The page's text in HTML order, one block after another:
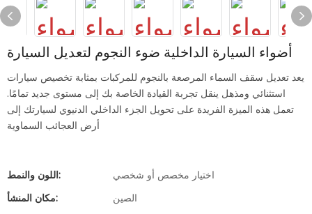
أضواء السيارة الداخلية ضوء النجوم لتعديل السيارة
يعد تعديل سقف السماء المرصعة بالنجوم للمركبات بمثابة تخصيص سيارات
استثنائي ومذهل ينقل تجربة القيادة الخاصة بك إلى مستوى جديد تمامًا.
تعمل هذه الميزة الفريدة على تحويل الجزء الداخلي الدنيوي لسيارتك إلى
أرض العجائب السماوية
اللون والنمط:
اختيار مخصص أو شخصي
مكان المنشأ:
الصين